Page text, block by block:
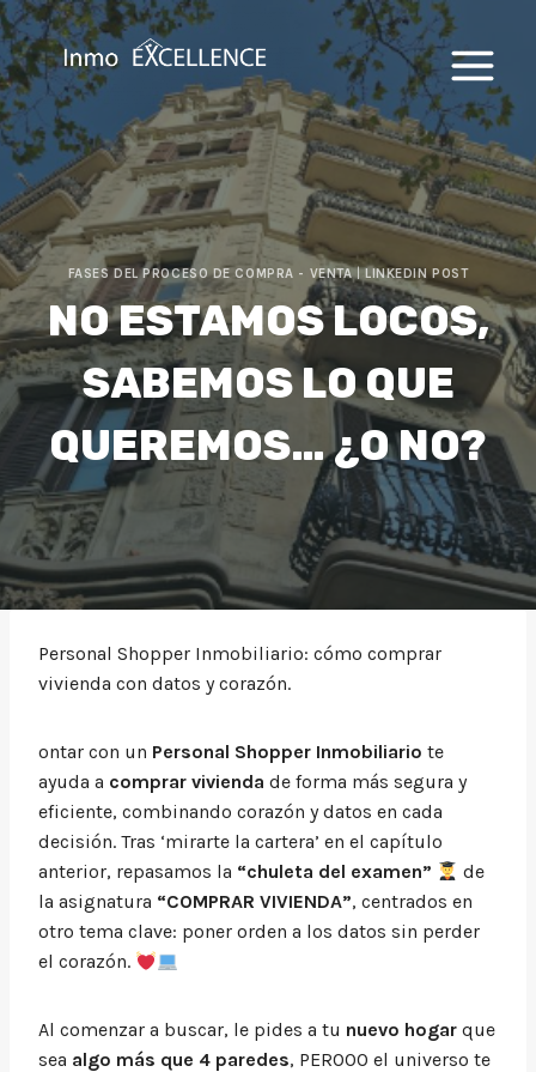
Saltar
al
contenido
FASES DEL PROCESO DE COMPRA - VENTA|LINKEDIN POST
NO ESTAMOS LOCOS,
SABEMOS LO QUE
QUEREMOS… ¿O NO?
Personal Shopper Inmobiliario: cómo comprar
vivienda con datos y corazón.
ontar con un Personal Shopper Inmobiliario te
ayuda a comprar vivienda de forma más segura y
eficiente, combinando corazón y datos en cada
decisión. Tras ‘mirarte la cartera’ en el capítulo
anterior, repasamos la “chuleta del examen”
de
la asignatura “COMPRAR VIVIENDA”, centrados en
otro tema clave: poner orden a los datos sin perder
el corazón.
Al comenzar a buscar, le pides a tu nuevo hogar que
sea algo más que 4 paredes, PEROOO el universo te